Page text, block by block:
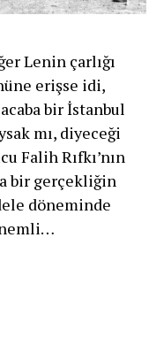
Lenin çarlığı
erişse idi,
bir İstanbul
mı, diyeceği
Falih Rıfkı’nın
bir gerçekliğin
döneminde